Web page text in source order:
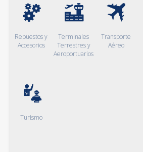
Repuestos y
Accesorios
Terminales
Terrestres y
Aeroportuarios
Transporte
Aéreo
Turismo